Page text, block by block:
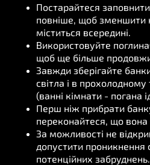
Постарайтеся
повніше, щоб зменшити
міститься всередині.
Використовуйте
щоб ще більше
Завжди зберігайте
світла і в
(ванні кімнати - погана
Перш ніж прибрати
переконайтеся, що вона
За можливості не
допустити проникнення
потенційних забруднень.